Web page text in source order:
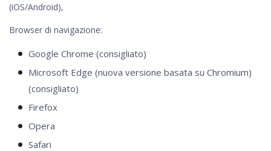
(iOS/Android),
Browser di navigazione:
Google Chrome (consigliato)
Microsoft Edge (nuova versione basata su Chromium)
(consigliato)
Firefox
Opera
Safari